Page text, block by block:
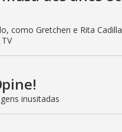
como Gretchen e Rita
inusitadas